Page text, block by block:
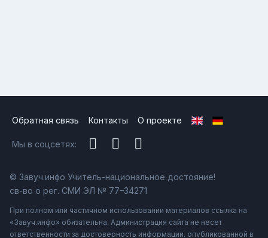
Обратная связь Контакты О проекте
Мы в соцсетях:
© Завуч.инфо Учитель-национальное достояние!
св-во о рег. СМИ ЭЛ № 77–34271
При полном или частичном использовании материалов ссылка на
«Завуч.инфо» обязательна. Администрация сайта не несет
ответственности за достоверность информации, опубликованной в